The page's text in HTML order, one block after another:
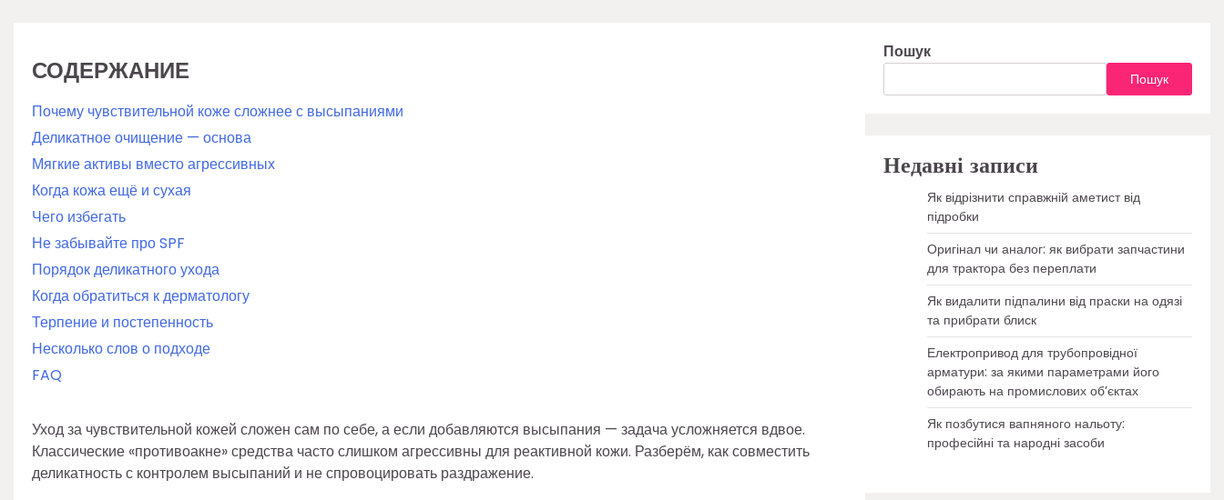
СОДЕРЖАНИЕ
Почему чувствительной коже сложнее с высыпаниями
Деликатное очищение — основа
Мягкие активы вместо агрессивных
Когда кожа ещё и сухая
Чего избегать
Не забывайте про SPF
Порядок деликатного ухода
Когда обратиться к дерматологу
Терпение и постепенность
Несколько слов о подходе
FAQ
Уход за чувствительной кожей сложен сам по себе, а если добавляются высыпания — задача усложняется вдвое.
Классические «противоакне» средства часто слишком агрессивны для реактивной кожи. Разберём, как совместить
деликатность с контролем высыпаний и не спровоцировать раздражение.
Пошук
Пошук
Недавні записи
Як відрізнити справжній аметист від
підробки
Оригінал чи аналог: як вибрати запчастини
для трактора без переплати
Як видалити підпалини від праски на одязі
та прибрати блиск
Електропривод для трубопровідної
арматури: за якими параметрами його
обирають на промислових об’єктах
Як позбутися вапняного нальоту:
професійні та народні засоби